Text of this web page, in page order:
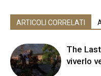
ARTICOLI CORRELATI
The
viverlo